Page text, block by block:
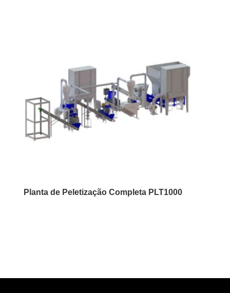
Planta de Peletização Completa PLT1000